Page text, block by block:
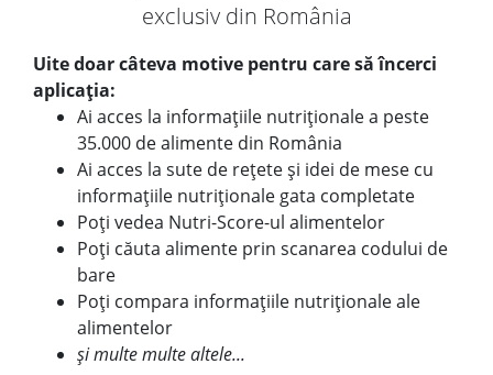
exclusiv din România
Uite doar câteva motive pentru care să încerci
aplicația:
Ai acces la informațiile nutriționale a peste
35.000 de alimente din România
Ai acces la sute de rețete și idei de mese cu
informațiile nutriționale gata completate
Poți vedea Nutri-Score-ul alimentelor
Poți căuta alimente prin scanarea codului de
bare
Poți compara informațiile nutriționale ale
alimentelor
și multe multe altele...